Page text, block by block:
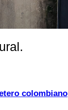
colombiano